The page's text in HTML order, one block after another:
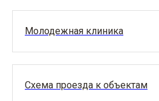
Молодежная клиника
Схема проезда к объектам